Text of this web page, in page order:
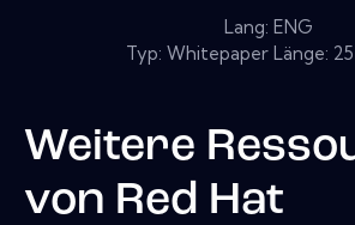
Lang: ENG
Typ: Whitepaper Länge:
Weitere
von Red Hat